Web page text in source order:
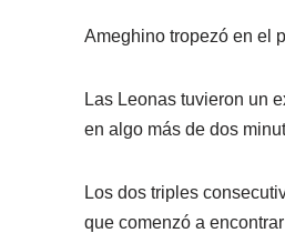
Ameghino tropezó en el
Las Leonas tuvieron un
en algo más de dos
Los dos triples
que comenzó a